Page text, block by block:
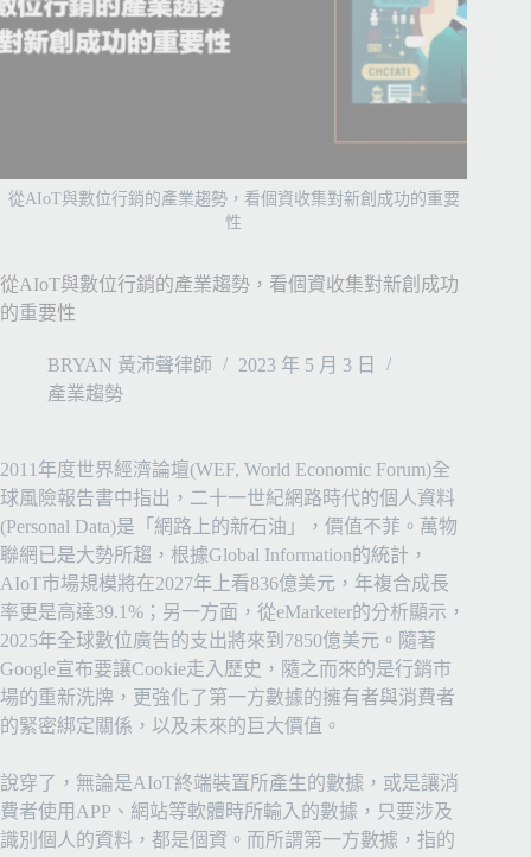
從AIoT與數位行銷的產業趨勢，看個資收集對新創成功的重要
性
從AIoT與數位行銷的產業趨勢，看個資收集對新創成功
的重要性
BRYAN 黃沛聲律師
2023 年 5 月 3 日
產業趨勢
2011年度世界經濟論壇(WEF, World Economic Forum)全
球風險報告書中指出，二十一世紀網路時代的個人資料
(Personal Data)是「網路上的新石油」，價值不菲。 萬物
聯網已是大勢所趨，根據Global Information的統計，
AIoT市場規模將在2027年上看836億美元，年複合成長
率更是高達39.1%；另一方面，從eMarketer的分析顯示，
2025年全球數位廣告的支出將來到7850億美元。隨著
Google宣布要讓Cookie走入歷史，隨之而來的是行銷市
場的重新洗牌，更強化了第一方數據的擁有者與消費者
的緊密綁定關係，以及未來的巨大價值。
說穿了，無論是AIoT終端裝置所產生的數據，或是讓消
費者使用APP、網站等軟體時所輸入的數據，只要涉及
識別個人的資料，都是個資。而所謂第一方數據，指的